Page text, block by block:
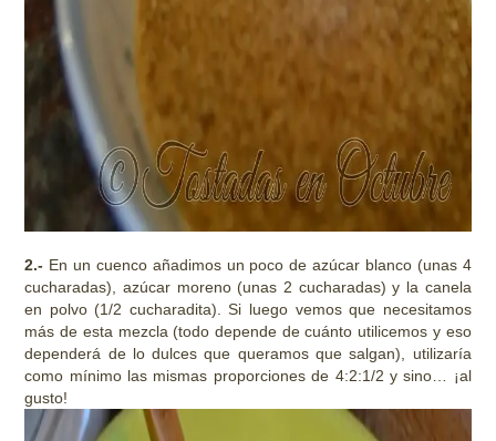
2.- En un cuenco añadimos un poco de azúcar blanco (unas 4
cucharadas), azúcar moreno (unas 2 cucharadas) y la canela
en polvo (1/2 cucharadita). Si luego vemos que necesitamos
más de esta mezcla (todo depende de cuánto utilicemos y eso
dependerá de lo dulces que queramos que salgan), utilizaría
como mínimo las mismas proporciones de 4:2:1/2 y sino… ¡al
gusto!